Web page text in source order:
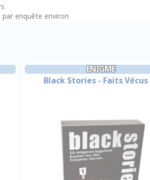
enquête environ
ENIGME
Black Stories - Faits Vécus